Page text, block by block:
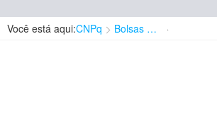
Você está aqui:CNPq Bolsas e Auxílios Vigentes